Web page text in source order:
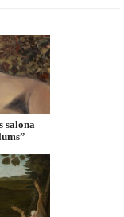
salonā